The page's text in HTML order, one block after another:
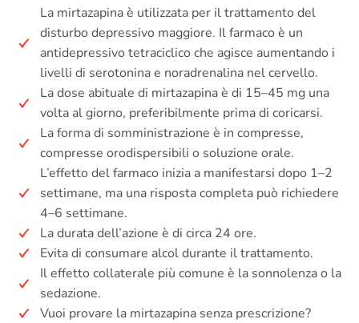
La mirtazapina è utilizzata per il trattamento del
disturbo depressivo maggiore. Il farmaco è un
antidepressivo tetraciclico che agisce aumentando i
livelli di serotonina e noradrenalina nel cervello.
La dose abituale di mirtazapina è di 15–45 mg una
volta al giorno, preferibilmente prima di coricarsi.
La forma di somministrazione è in compresse,
compresse orodispersibili o soluzione orale.
L’effetto del farmaco inizia a manifestarsi dopo 1–2
settimane, ma una risposta completa può richiedere
4–6 settimane.
La durata dell’azione è di circa 24 ore.
Evita di consumare alcol durante il trattamento.
Il effetto collaterale più comune è la sonnolenza o la
sedazione.
Vuoi provare la mirtazapina senza prescrizione?